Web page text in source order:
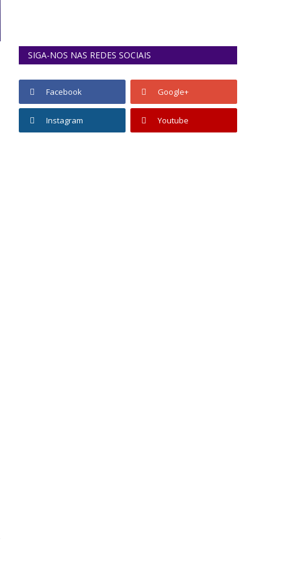
SIGA-NOS NAS REDES SOCIAIS
Facebook Google+
Instagram Youtube